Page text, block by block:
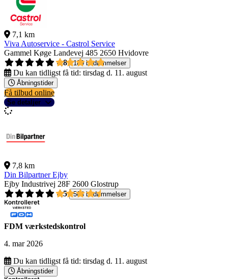
7,1 km
Viva Autoservice - Castrol Service
Gammel Køge Landevej 485 2650 Hvidovre
4,8
189 bedømmelser
Du kan tidligst få tid: tirsdag d. 11. august
Åbningstider
Få tilbud online
Se detaljer
7,8 km
Din Bilpartner Ejby
Ejby Industrivej 28F 2600 Glostrup
4,5
504 bedømmelser
FDM værkstedskontrol
4. mar 2026
Du kan tidligst få tid: tirsdag d. 11. august
Åbningstider